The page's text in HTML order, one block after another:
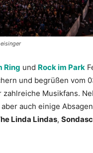
Ring und Rock im Park
und begrüßen vom
zahlreiche Musikfans.
auch einige
Linda Lindas,